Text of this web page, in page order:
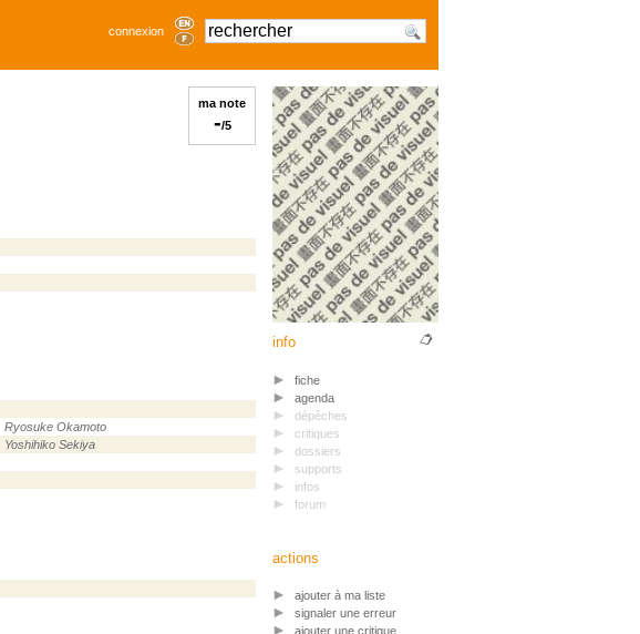
connexion
ma note
-/5
Ryosuke Okamoto
Yoshihiko Sekiya
info
fiche
agenda
dépêches
critiques
dossiers
supports
infos
forum
actions
ajouter à ma liste
signaler une erreur
ajouter une critique